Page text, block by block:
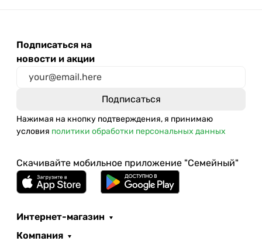
Подписаться на
новости и акции
Нажимая на кнопку подтверждения, я принимаю
условия политики обработки персональных данных
Скачивайте мобильное приложение "Семейный"
Интернет-магазин
Компания